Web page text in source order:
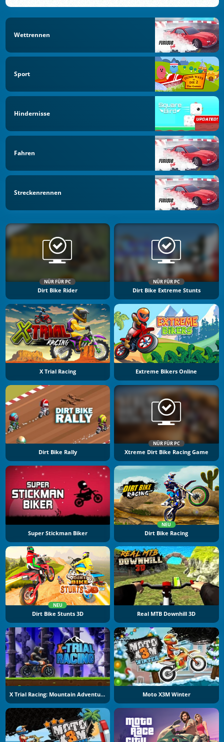
Wettrennen
Sport
Hindernisse
Fahren
Streckenrennen
NÜR FÜR PC
Dirt Bike Rider
NÜR FÜR PC
Dirt Bike Extreme Stunts
X Trial Racing Extreme Bikers Online
Dirt Bike Rally
NÜR FÜR PC
Xtreme Dirt Bike Racing Game
Super Stickman Biker
NEU
Dirt Bike Racing
NEU
Dirt Bike Stunts 3D Real MTB Downhill 3D
X Trial Racing: Mountain Adventure Moto X3M Winter